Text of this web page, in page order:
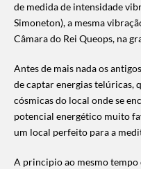
de medida de intensidade
Simoneton), a mesma
Câmara do Rei Queops, na
Antes de mais nada os
de captar energias telúricas,
cósmicas do local onde se
potencial energético muito
um local perfeito para a
A principio ao mesmo